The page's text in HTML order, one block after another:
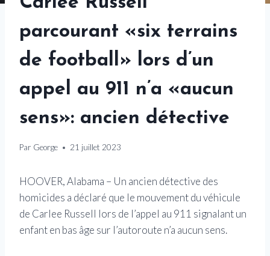
parcourant «six terrains
de football» lors d’un
appel au 911 n’a «aucun
sens»: ancien détective
Par George 21 juillet 2023
HOOVER, Alabama – Un ancien détective des
homicides a déclaré que le mouvement du véhicule
de Carlee Russell lors de l’appel au 911 signalant un
enfant en bas âge sur l’autoroute n’a aucun sens.